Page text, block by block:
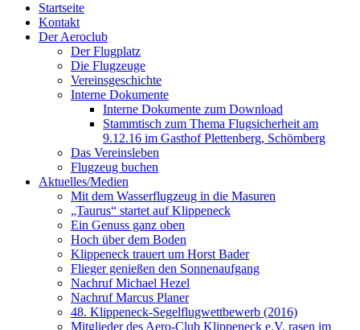
Startseite
Kontakt
Der Aeroclub
Der Flugplatz
Die Flugzeuge
Vereinsgeschichte
Interne Dokumente
Interne Dokumente zum Download
Stammtisch zum Thema Flugsicherheit am
9.12.16 im Gasthof Plettenberg, Schömberg
Das Vereinsleben
Flugzeug buchen
Aktuelles/Medien
Mit dem Wasserflugzeug in die Masuren
„Taurus“ startet auf Klippeneck
Ein Genuss ganz oben
Hoch über dem Boden
Klippeneck trauert um Horst Bader
Flieger genießen den Sonnenaufgang
Nachruf Michael Hezel
Nachruf Marcus Planer
48. Klippeneck-Segelflugwettbewerb (2016)
Mitglieder des Aero-Club Klippeneck e.V. rasen im